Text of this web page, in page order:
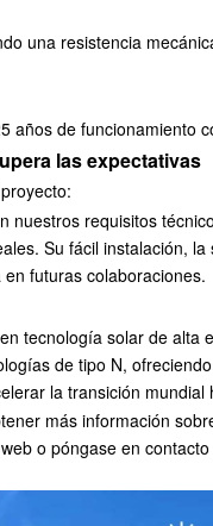
una resistencia
años de funcionamiento
las expectativas
nuestros requisitos
Su fácil instalación,
futuras colaboraciones.
tecnología solar de alta
de tipo N,
la transición mundial
más información
o póngase en